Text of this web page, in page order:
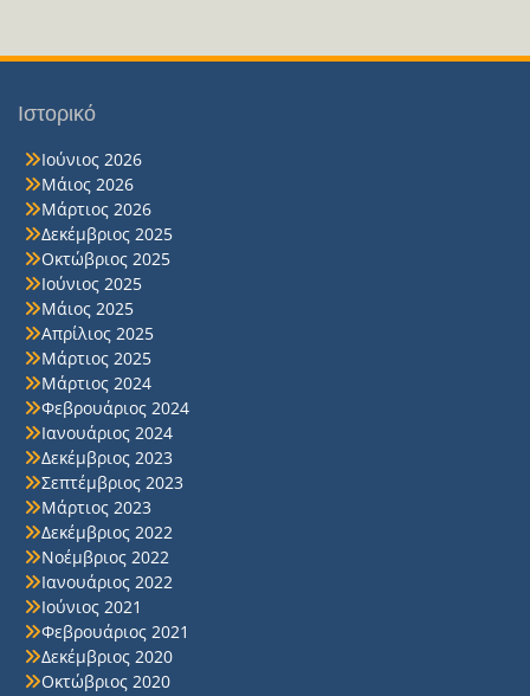
Ιστορικό
Ιούνιος 2026
Μάιος 2026
Μάρτιος 2026
Δεκέμβριος 2025
Οκτώβριος 2025
Ιούνιος 2025
Μάιος 2025
Απρίλιος 2025
Μάρτιος 2025
Μάρτιος 2024
Φεβρουάριος 2024
Ιανουάριος 2024
Δεκέμβριος 2023
Σεπτέμβριος 2023
Μάρτιος 2023
Δεκέμβριος 2022
Νοέμβριος 2022
Ιανουάριος 2022
Ιούνιος 2021
Φεβρουάριος 2021
Δεκέμβριος 2020
Οκτώβριος 2020